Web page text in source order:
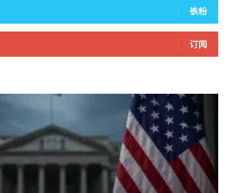
铁粉
订阅